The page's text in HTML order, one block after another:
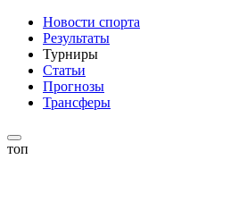
Новости спорта
Результаты
Турниры
Статьи
Прогнозы
Трансферы
топ